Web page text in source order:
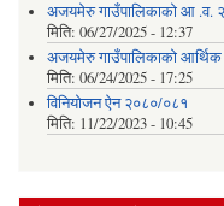
अजयमेरु गाउँपालिकाको आ .व.
मिति: 06/27/2025 - 12:37
अजयमेरु गाउँपालिकाको
मिति: 06/24/2025 - 17:25
विनियोजन ऐन २०८०/०८१
मिति: 11/22/2023 - 10:45